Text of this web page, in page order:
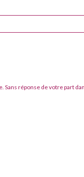
réponse de votre part